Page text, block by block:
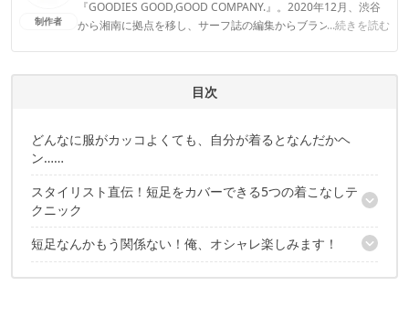
制作者
『GOODIES GOOD,GOOD COMPANY.』。2020年12月、渋谷
から湘南に拠点を移し、サーフ誌の編集からブランドデザイン
テンツをお届けできれば幸いです。
...続きを読む
目次
どんなに服がカッコよくても、自分が着るとなんだかヘ
ン……
スタイリスト直伝！短足をカバーできる5つの着こなしテ
クニック
ポイント①「パンツとシューズは同系色」を選ぶべし！
短足なんかもう関係ない！俺、オシャレ楽しみます！